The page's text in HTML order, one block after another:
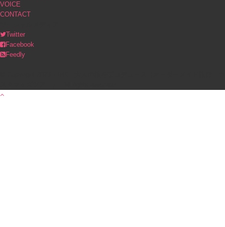
VOICE
CONTACT
Twitter
Facebook
Feedly